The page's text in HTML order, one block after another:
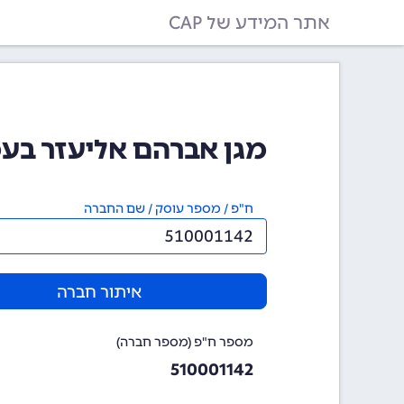
אתר המידע של CAP
מגן אברהם אליעזר בעמ
ח"פ / מספר עוסק / שם החברה
איתור חברה
מספר ח"פ (מספר חברה)
510001142